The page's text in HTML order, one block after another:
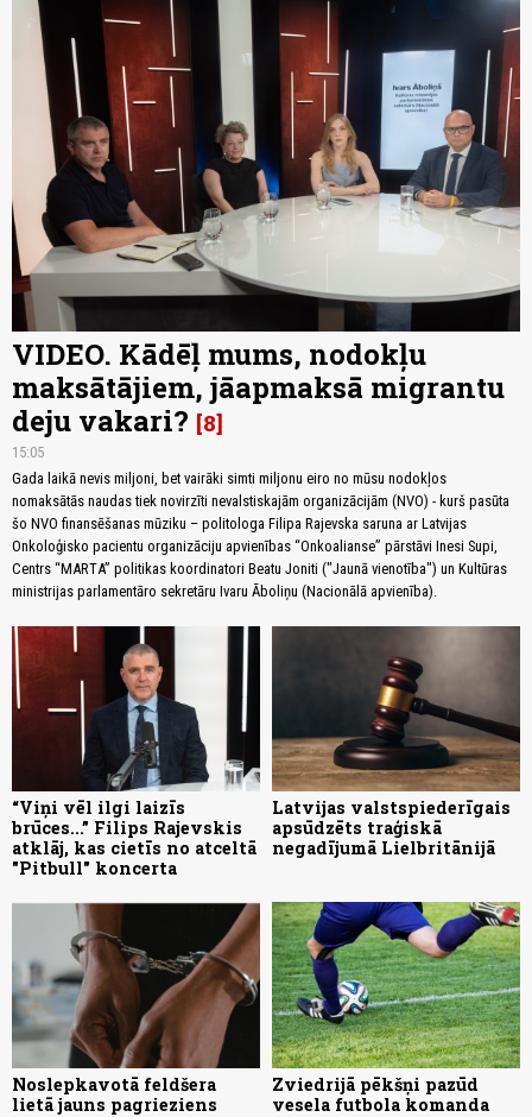
VIDEO. Kādēļ mums, nodokļu
maksātājiem, jāapmaksā migrantu
deju vakari? 8
15:05
Gada laikā nevis miljoni, bet vairāki simti miljonu eiro no mūsu nodokļos
nomaksātās naudas tiek novirzīti nevalstiskajām organizācijām (NVO) - kurš pasūta
šo NVO finansēšanas mūziku – politologa Filipa Rajevska saruna ar Latvijas
Onkoloģisko pacientu organizāciju apvienības “Onkoalianse” pārstāvi Inesi Supi,
Centrs “MARTA” politikas koordinatori Beatu Joniti ("Jaunā vienotība") un Kultūras
ministrijas parlamentāro sekretāru Ivaru Āboliņu (Nacionālā apvienība).
“Viņi vēl ilgi laizīs
brūces...” Filips Rajevskis
atklāj, kas cietīs no atceltā
"Pitbull" koncerta
Latvijas valstspiederīgais
apsūdzēts traģiskā
negadījumā Lielbritānijā
Noslepkavotā feldšera
lietā jauns pagrieziens
Zviedrijā pēkšņi pazūd
vesela futbola komanda